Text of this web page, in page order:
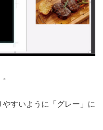
すいように「グレー」に